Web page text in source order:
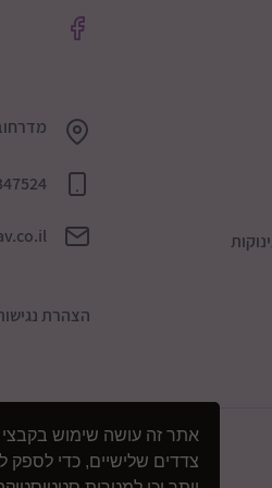
צדדים שלישיים, כדי לספק
מדרחוב
הצהרת